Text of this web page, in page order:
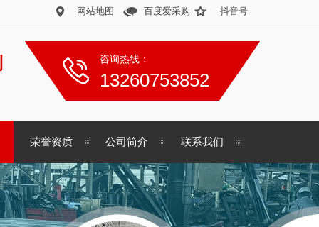
网站地图 百度爱采购 抖音号
咨询热线：
13260753852
荣誉资质 公司简介 联系我们